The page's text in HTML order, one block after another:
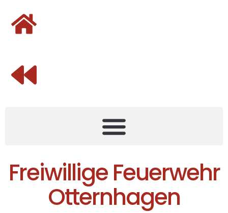
Freiwillige Feuerwehr
Otternhagen